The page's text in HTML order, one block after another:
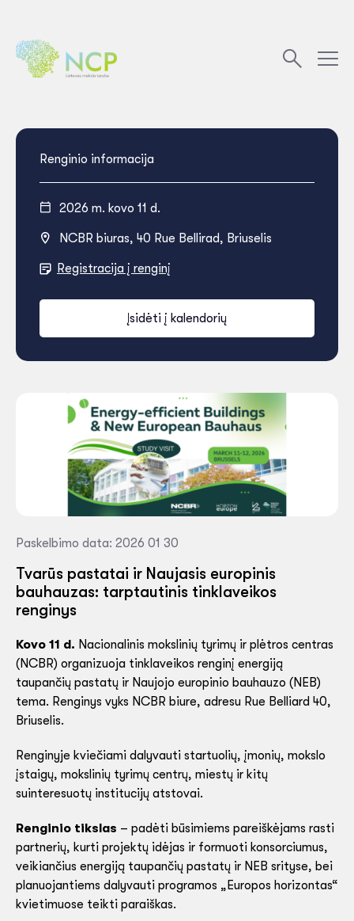
Renginio informacija
2026 m. kovo 11 d.
NCBR biuras, 40 Rue Bellirad, Briuselis
Registracija į renginį
Įsidėti į kalendorių
Paskelbimo data: 2026 01 30
Tvarūs pastatai ir Naujasis europinis
bauhauzas: tarptautinis tinklaveikos
renginys
Kovo 11 d. Nacionalinis mokslinių tyrimų ir plėtros centras
(NCBR) organizuoja tinklaveikos renginį energiją
taupančių pastatų ir Naujojo europinio bauhauzo (NEB)
tema. Renginys vyks NCBR biure, adresu Rue Belliard 40,
Briuselis.
Renginyje kviečiami dalyvauti startuolių, įmonių, mokslo
įstaigų, mokslinių tyrimų centrų, miestų ir kitų
suinteresuotų institucijų atstovai.
Renginio tikslas – padėti būsimiems pareiškėjams rasti
partnerių, kurti projektų idėjas ir formuoti konsorciumus,
veikiančius energiją taupančių pastatų ir NEB srityse, bei
planuojantiems dalyvauti programos „Europos horizontas“
kvietimuose teikti paraiškas.